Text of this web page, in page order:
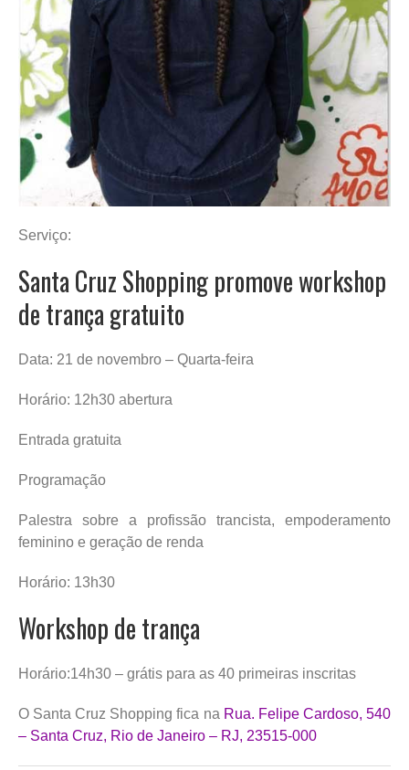
Serviço:
Santa Cruz Shopping promove workshop
de trança gratuito
Data: 21 de novembro – Quarta-feira
Horário: 12h30 abertura
Entrada gratuita
Programação
Palestra sobre a profissão trancista, empoderamento
feminino e geração de renda
Horário: 13h30
Workshop de trança
Horário:14h30 – grátis para as 40 primeiras inscritas
O Santa Cruz Shopping fica na Rua. Felipe Cardoso, 540
– Santa Cruz, Rio de Janeiro – RJ, 23515-000